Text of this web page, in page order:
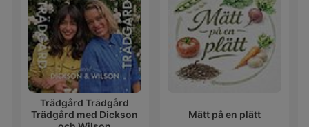
Trädgård Trädgård
Trädgård med Dickson
Mätt på en plätt